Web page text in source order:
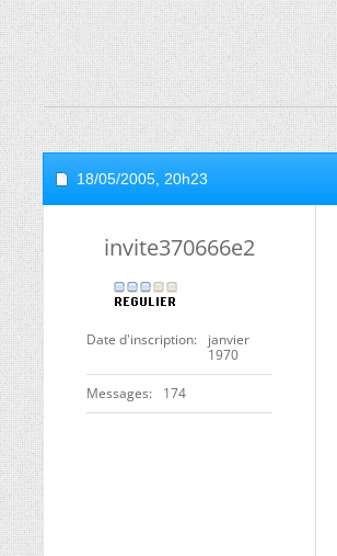
18/05/2005, 20h23
invite370666e2
Date d'inscription
janvier
1970
Messages 174